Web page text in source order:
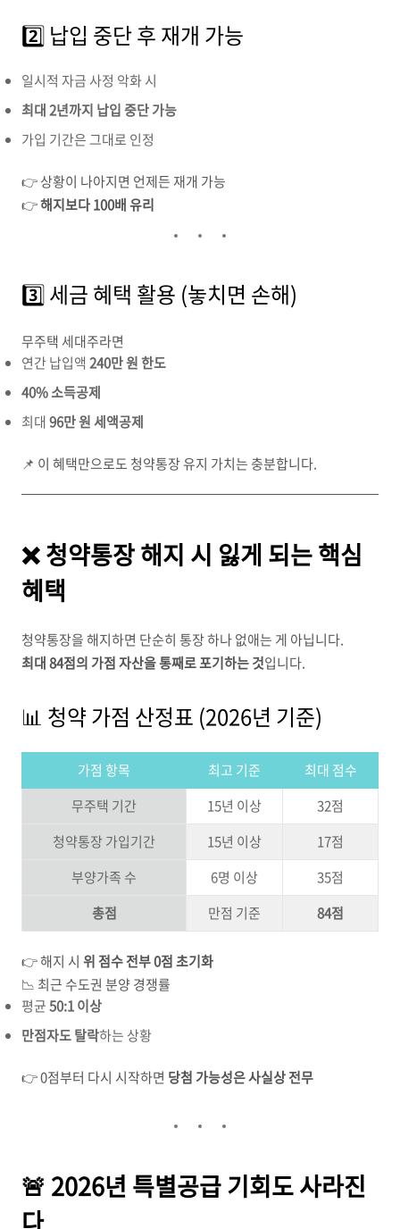
2️⃣ 납입 중단 후 재개 가능
일시적 자금 사정 악화 시
최대 2년까지 납입 중단 가능
가입 기간은 그대로 인정
👉 상황이 나아지면 언제든 재개 가능
👉해지보다 100배 유리
3️⃣ 세금 혜택 활용 (놓치면 손해)
무주택 세대주라면
연간 납입액 240만 원 한도
40% 소득공제
최대96만 원 세액공제
📌 이 혜택만으로도 청약통장 유지 가치는 충분합니다.
❌ 청약통장 해지 시 잃게 되는 핵심
혜택
청약통장을 해지하면 단순히 통장 하나 없애는 게 아닙니다.
최대 84점의 가점 자산을 통째로 포기하는 것입니다.
📊 청약 가점 산정표 (2026년 기준)
가점 항목 최고 기준
최대 점수
무주택 기간
15년 이상
32점
청약통장 가입기간
15년 이상
17점
부양가족 수
6명 이상
35점
총점
만점 기준 84점
👉 해지 시 위 점수 전부 0점 초기화
📉 최근 수도권 분양 경쟁률
평균50:1 이상
만점자도 탈락하는 상황
👉 0점부터 다시 시작하면 당첨 가능성은 사실상 전무
🚨 2026년 특별공급 기회도 사라진